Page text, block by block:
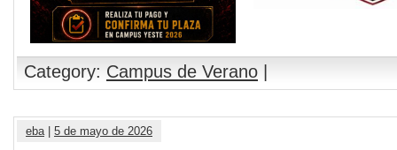
Category: Campus de Verano
eba| 5 de mayo de 2026